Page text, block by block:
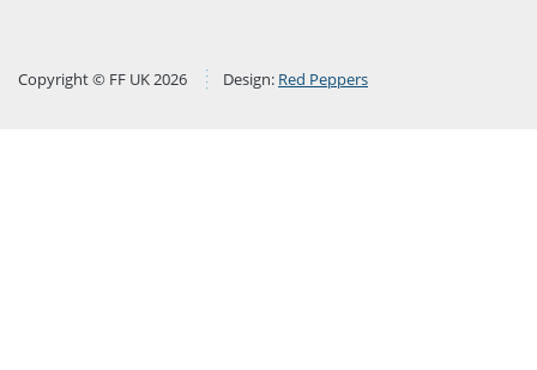
Copyright © FF UK 2026 Design: Red Peppers